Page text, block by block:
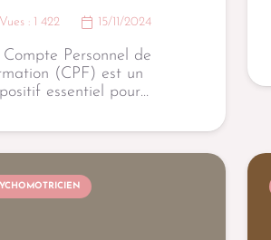
Vues : 1 422 15/11/2024
Personnel de
(CPF) est un
essentiel pour…